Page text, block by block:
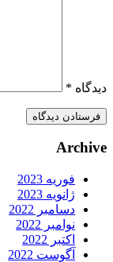
*
فوریه 2023
ژانویه 2023
دسامبر 2022
نوامبر 2022
اکتبر 2022
آگوست 2022